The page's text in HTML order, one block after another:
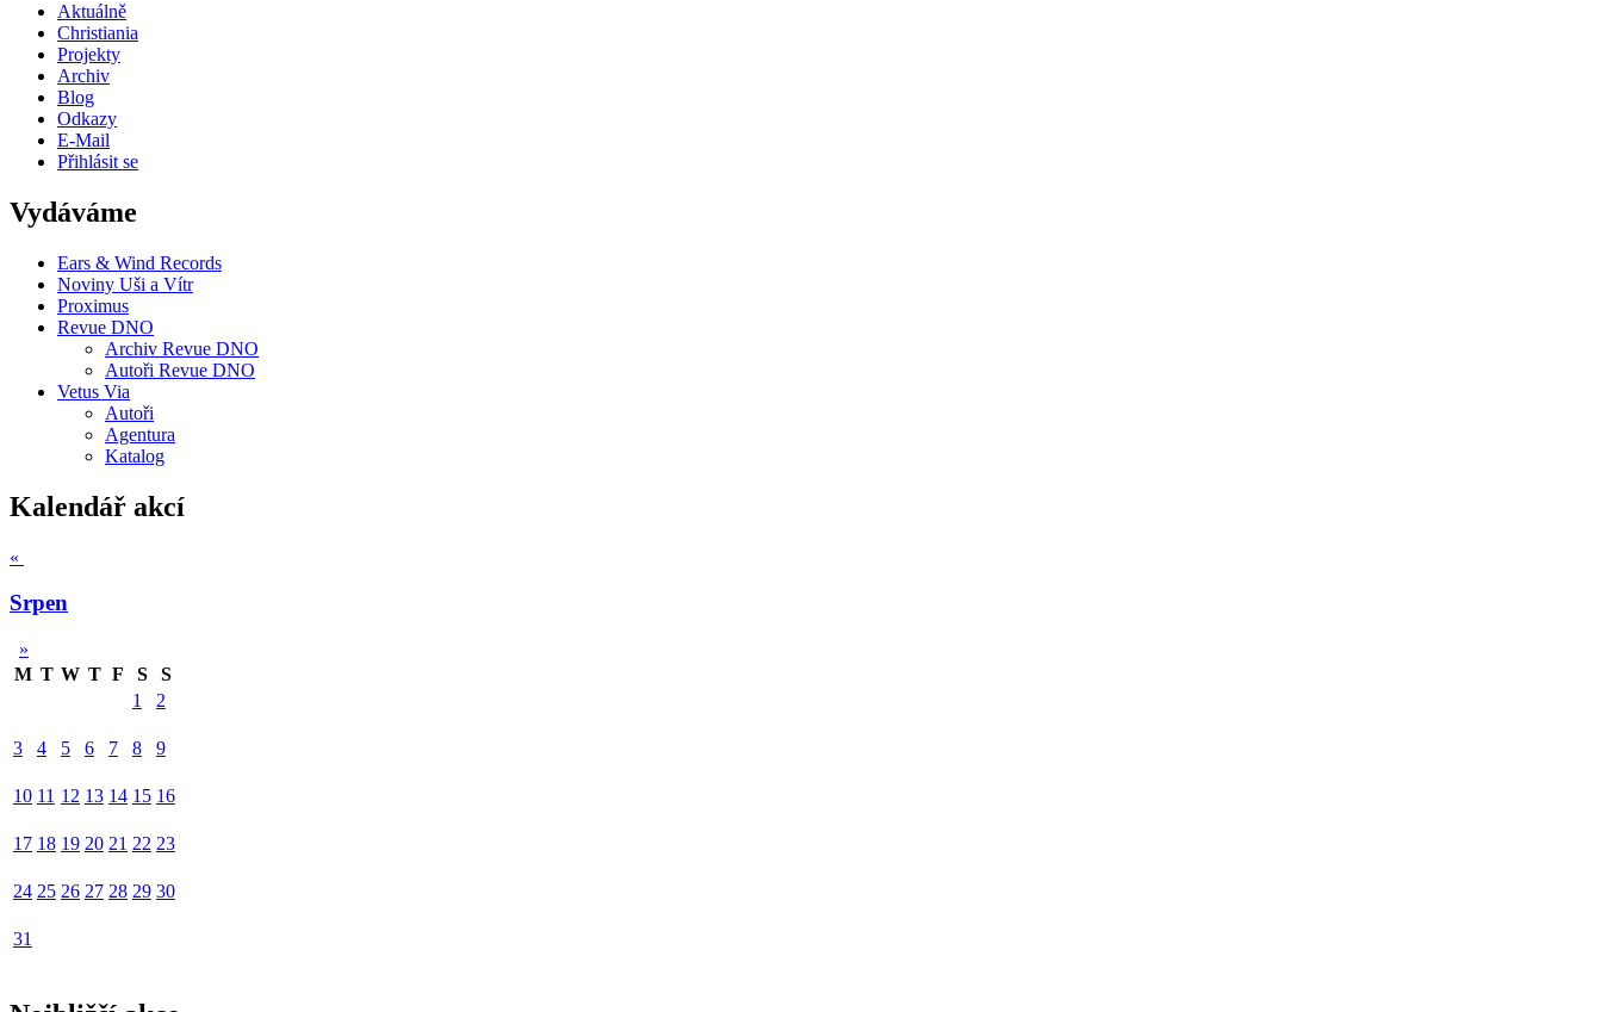
Aktuálně
Christiania
Projekty
Archiv
Blog
Odkazy
E-Mail
Přihlásit se
Vydáváme
Ears & Wind Records
Noviny Uši a Vítr
Proximus
Revue DNO
Archiv Revue DNO
Autoři Revue DNO
Vetus Via
Autoři
Agentura
Katalog
Kalendář akcí
«
Srpen
»
M T W T F S
S
1
2
3 4 5 6 7 8 9
10 11 12 13 14 15 16
17 18 19 20 21 22 23
24 25 26 27 28 29 30
31